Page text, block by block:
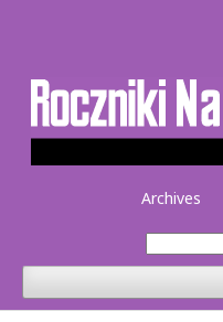
Archives